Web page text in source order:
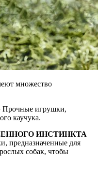
множество
Прочные игрушки,
каучука.
ИНСТИНКТА
предназначенные для
собак, чтобы